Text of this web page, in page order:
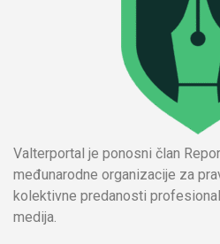
Valterportal je ponosni član
međunarodne organizacije za
kolektivne predanosti
medija.